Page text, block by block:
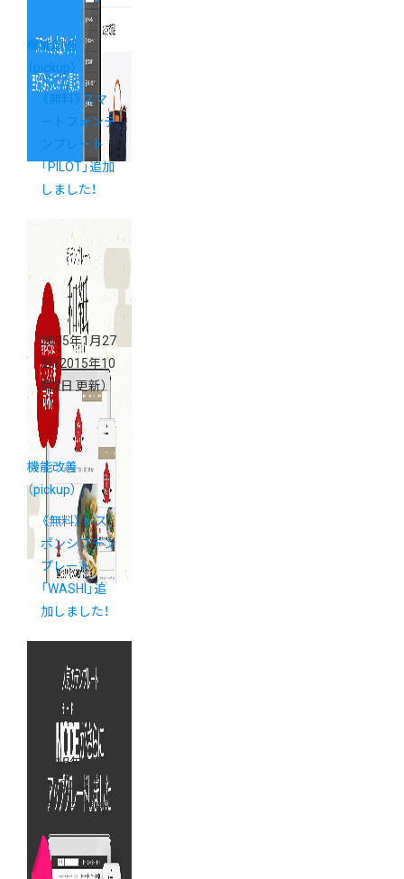
機能改善
（pickup）
《無料》スマ
ートフォンテ
ンプレート
「PILOT」追加
しました！
2015年1月27
日（2015年10
月2日 更新）
機能改善
（pickup）
《無料》レス
ポンシブテン
プレート
「WASHI」追
加しました！
2015年1月13
日（2017年2
月22日 更新）